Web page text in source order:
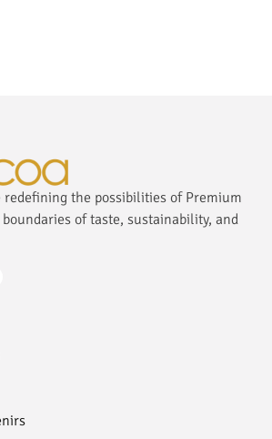
redefining the possibilities of Premium
of taste, sustainability, and